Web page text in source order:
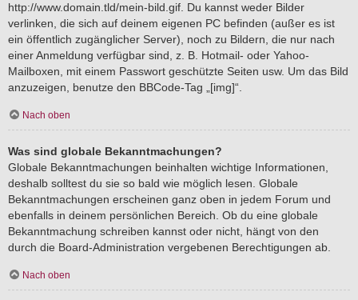
http://www.domain.tld/mein-bild.gif. Du kannst weder Bilder
verlinken, die sich auf deinem eigenen PC befinden (außer es ist
ein öffentlich zugänglicher Server), noch zu Bildern, die nur nach
einer Anmeldung verfügbar sind, z. B. Hotmail- oder Yahoo-
Mailboxen, mit einem Passwort geschützte Seiten usw. Um das Bild
anzuzeigen, benutze den BBCode-Tag „[img]“.
Nach oben
Was sind globale Bekanntmachungen?
Globale Bekanntmachungen beinhalten wichtige Informationen,
deshalb solltest du sie so bald wie möglich lesen. Globale
Bekanntmachungen erscheinen ganz oben in jedem Forum und
ebenfalls in deinem persönlichen Bereich. Ob du eine globale
Bekanntmachung schreiben kannst oder nicht, hängt von den
durch die Board-Administration vergebenen Berechtigungen ab.
Nach oben